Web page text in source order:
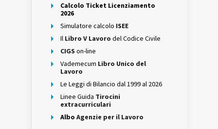
Calcolo Ticket Licenziamento
2026
Simulatore calcolo ISEE
Il Libro V Lavoro del Codice Civile
CIGS on-line
Vademecum Libro Unico del
Lavoro
Le Leggi di Bilancio dal 1999 al 2026
Linee Guida Tirocini
extracurriculari
Albo Agenzie per il Lavoro